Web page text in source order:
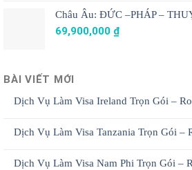
Châu Âu: ĐỨC –PHÁP –
69,900,000 ₫
BÀI VIẾT MỚI
Dịch Vụ Làm Visa Ireland Trọn Gói –
Dịch Vụ Làm Visa Tanzania Trọn Gói –
Dịch Vụ Làm Visa Nam Phi Trọn Gói –